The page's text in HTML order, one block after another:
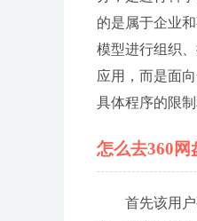
的是属于企业
模型进行组织
应用，而是面
具体程序的限
怎么去360网
首先该用